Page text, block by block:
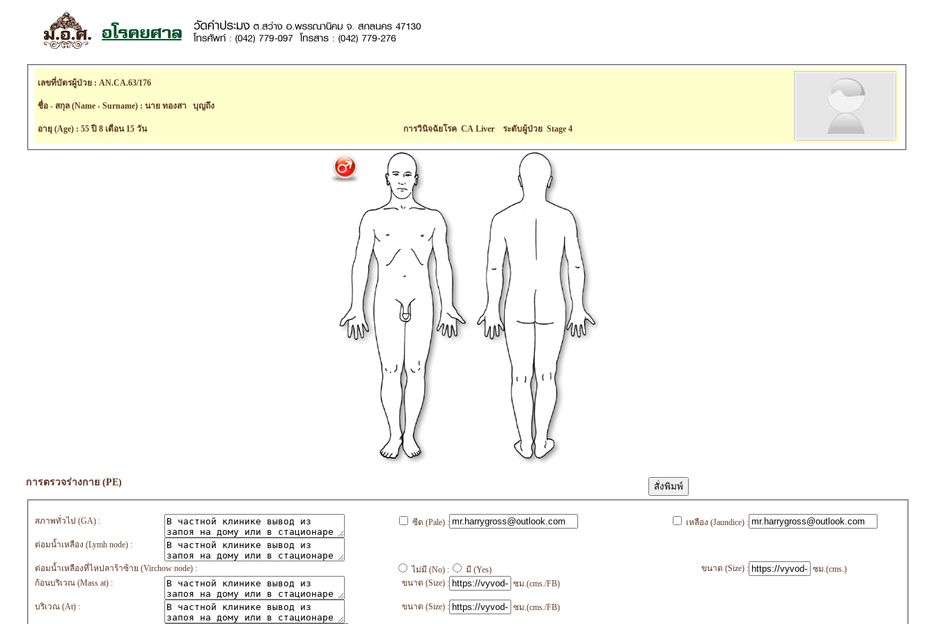
เลขที่บัตรผู้ป่วย : AN.CA.63/176
ชื่อ - สกุล (Name - Surname) : นาย ทองสา บุญถึง
อายุ (Age) : 55 ปี 8 เดือน 15 วัน การวินิจฉัยโรค CA Liver ระดับผู้ป่วย Stage 4
การตรวจร่างกาย (PE)
สภาพทั่วไป (GA) : ซีด (Pale) : เหลือง (Jaundice) :
ต่อมน้ำเหลือง (Lymh node) :
ต่อมน้ำเหลืองที่ไหปลาร้าซ้าย (Virchow node) : ไม่มี (No) : มี (Yes) ขนาด (Size) :
ซม.(cms.)
ก้อนบริเวณ (Mass at) :
ขนาด (Size) : ซม.(cms./FB)
บริเวณ (At) : ขนาด (Size) : ซม.(cms./FB)